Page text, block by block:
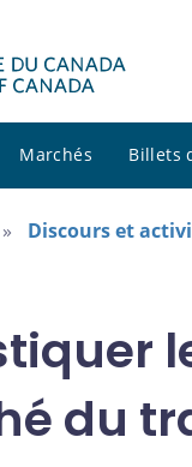
Marchés Billets
Discours et
du